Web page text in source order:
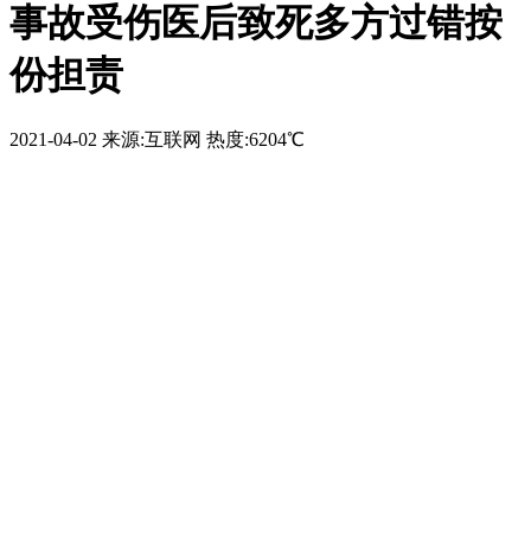
事故受伤医后致死多方过错按
份担责
2021-04-02 来源:互联网 热度:6204℃